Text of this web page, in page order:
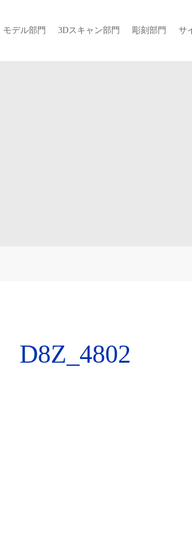
モデル部門 3Dスキャン部門 彫刻部門 サ
D8Z_4802